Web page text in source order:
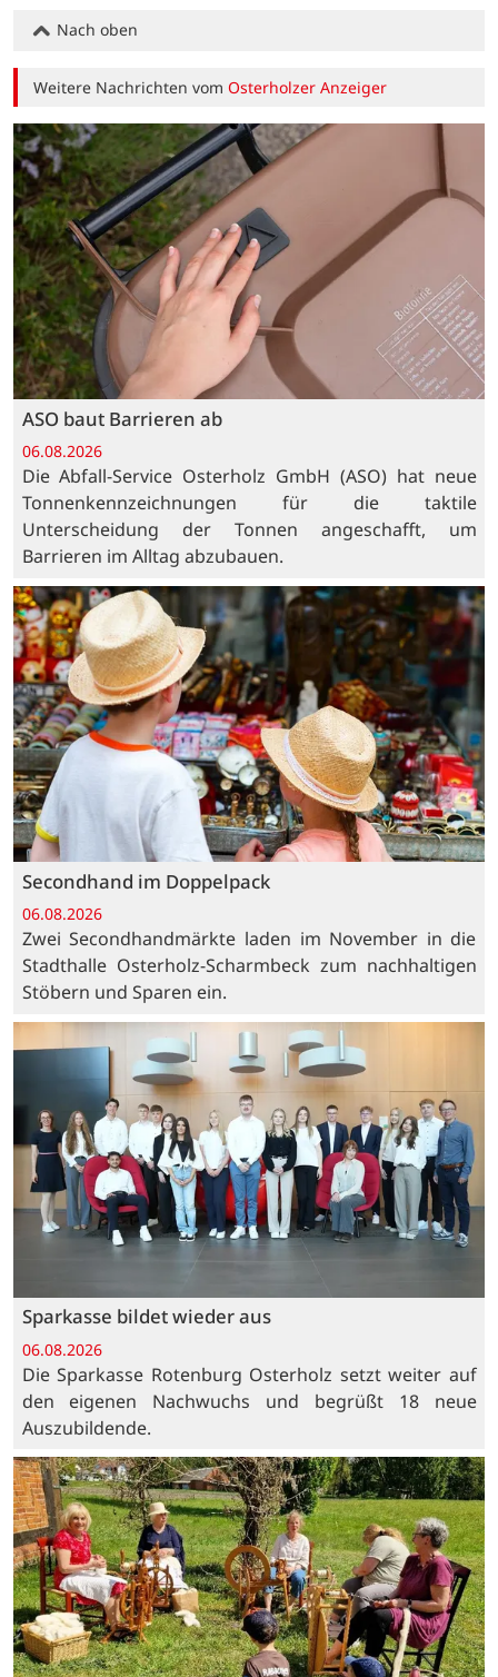
Nach oben
Weitere Nachrichten vomOsterholzer Anzeiger
ASO baut Barrieren ab
06.08.2026
Die Abfall-Service Osterholz GmbH (ASO) hat neue
Tonnenkennzeichnungen für die taktile
Unterscheidung der Tonnen angeschafft, um
Barrieren im Alltag abzubauen.
Secondhand im Doppelpack
06.08.2026
Zwei Secondhandmärkte laden im November in die
Stadthalle Osterholz-Scharmbeck zum nachhaltigen
Stöbern und Sparen ein.
Sparkasse bildet wieder aus
06.08.2026
Die Sparkasse Rotenburg Osterholz setzt weiter auf
den eigenen Nachwuchs und begrüßt 18 neue
Auszubildende.